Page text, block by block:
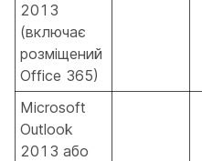
2013
(включає
розміщений
Office 365)
Microsoft
Outlook
2013 або